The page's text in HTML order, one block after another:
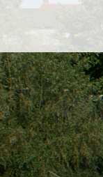
Skip
content